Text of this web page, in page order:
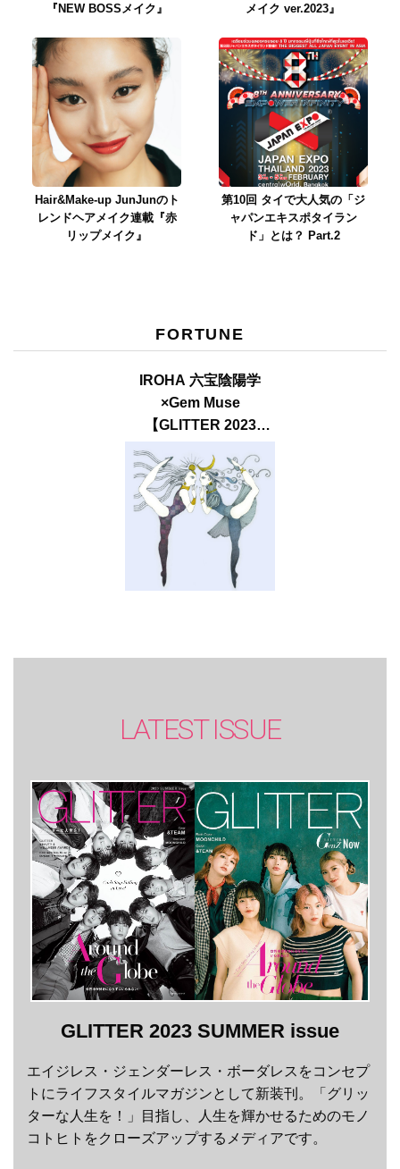
『NEW BOSSメイク』
メイク ver.2023』
Hair&Make-up JunJunのト
レンドヘアメイク連載『赤
リップメイク』
第10回 タイで大人気の「ジ
ャパンエキスポタイラン
ド」とは？ Part.2
FORTUNE
IROHA 六宝陰陽学
×Gem Muse
【GLITTER 2023
SUMMER issue】
LATEST ISSUE
GLITTER 2023 SUMMER issue
エイジレス・ジェンダーレス・ボーダレスをコンセプ
トにライフスタイルマガジンとして新装刊。「グリッ
ターな人生を！」目指し、人生を輝かせるためのモノ
コトヒトをクローズアップするメディアです。